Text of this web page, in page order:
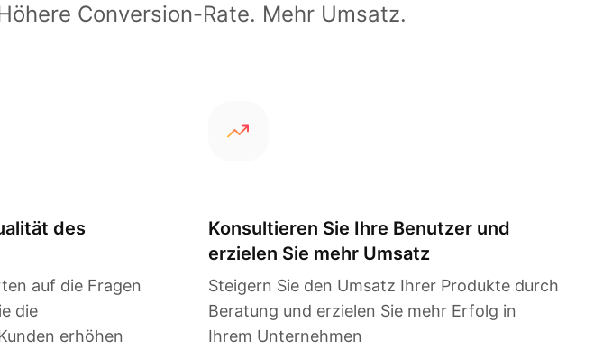
Conversion-Rate. Mehr Umsatz.
des
auf die Fragen
die
erhöhen
Konsultieren Sie Ihre Benutzer und
erzielen Sie mehr Umsatz
Steigern Sie den Umsatz Ihrer Produkte durch
Beratung und erzielen Sie mehr Erfolg in
Ihrem Unternehmen